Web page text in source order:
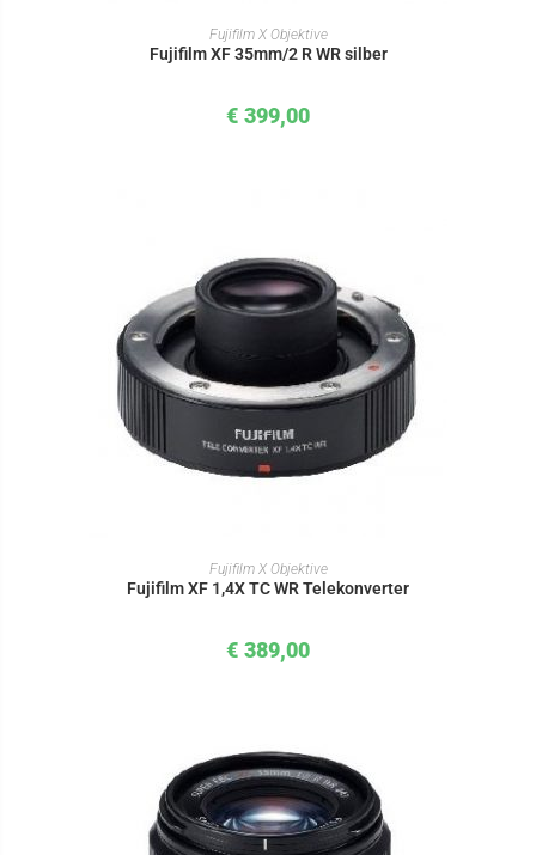
IN DEN WARENKORB
Fujifilm X Objektive
Fujifilm XF 35mm/2 R WR silber
€ 399,00
IN DEN WARENKORB
Fujifilm X Objektive
Fujifilm XF 1,4X TC WR Telekonverter
€ 389,00